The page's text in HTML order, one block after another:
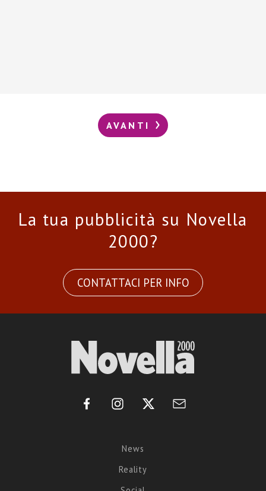
AVANTI
La tua pubblicità su Novella
2000?
CONTATTACI PER INFO
News
Reality